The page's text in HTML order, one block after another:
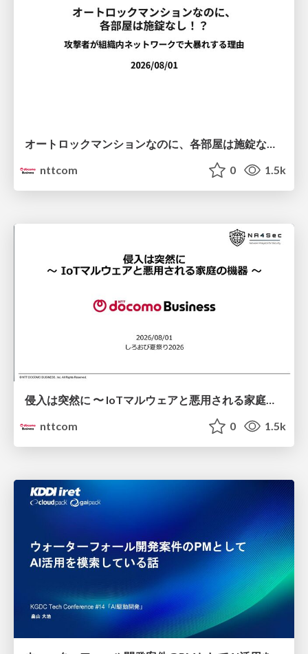
nttcom
0 1.5k
侵入は突然に 〜 IoTマルウェアと悪用される家庭の機器 ～ / When Intrusion Strikes: IoT Malware and the Abuse of Home Devices
nttcom
0 1.5k